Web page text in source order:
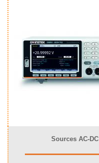
Sources AC-DC